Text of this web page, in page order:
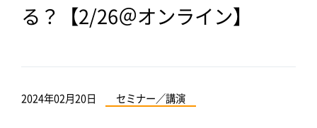
る？【2/26＠オンライン】
2024年02月20日 セミナー／講演